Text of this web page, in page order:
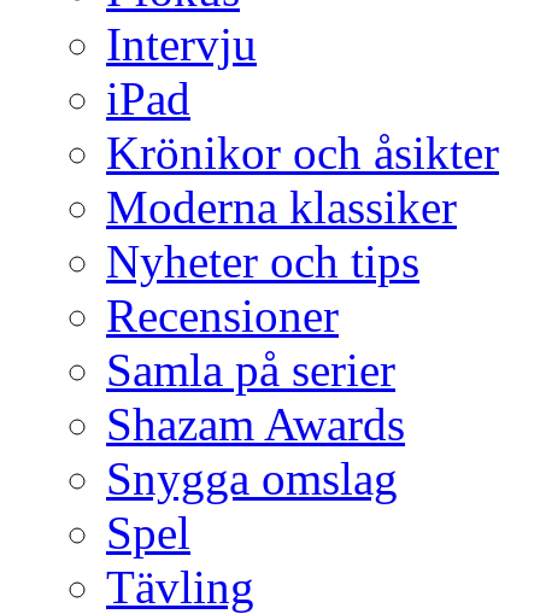
Intervju
iPad
Krönikor och åsikter
Moderna klassiker
Nyheter och tips
Recensioner
Samla på serier
Shazam Awards
Snygga omslag
Spel
Tävling